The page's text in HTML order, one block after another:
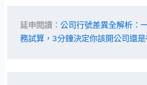
延申閱讀：公司行號差異全解析：
務試算，3分鐘決定你該開公司還